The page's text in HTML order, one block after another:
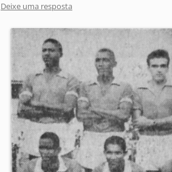
Deixe uma resposta